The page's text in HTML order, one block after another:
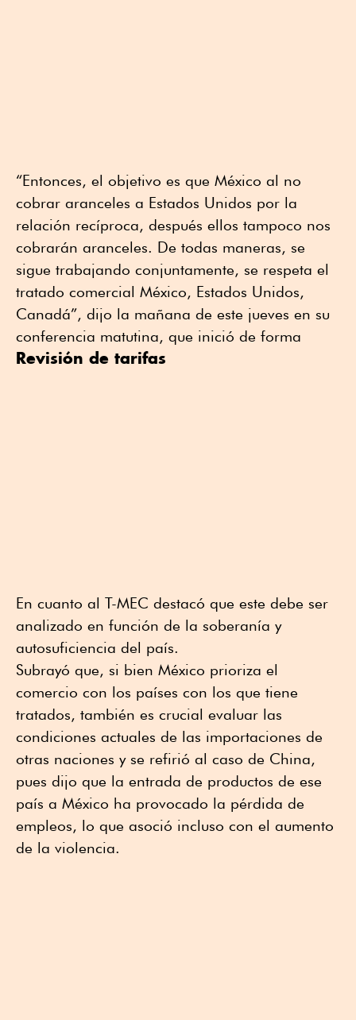
“Entonces, el objetivo es que México al no
cobrar aranceles a Estados Unidos por la
relación recíproca, después ellos tampoco nos
cobrarán aranceles. De todas maneras, se
sigue trabajando conjuntamente, se respeta el
tratado comercial México, Estados Unidos,
Canadá”, dijo la mañana de este jueves en su
conferencia matutina, que inició de forma
Revisión de tarifas
En cuanto al T-MEC destacó que este debe ser
analizado en función de la soberanía y
autosuficiencia del país.
Subrayó que, si bien México prioriza el
comercio con los países con los que tiene
tratados, también es crucial evaluar las
condiciones actuales de las importaciones de
otras naciones y se refirió al caso de China,
pues dijo que la entrada de productos de ese
país a México ha provocado la pérdida de
empleos, lo que asoció incluso con el aumento
de la violencia.